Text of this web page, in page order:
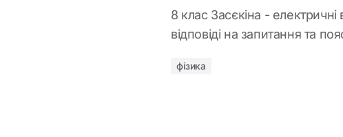
8 клас Засєкіна -
відповіді на запитання та
фізика